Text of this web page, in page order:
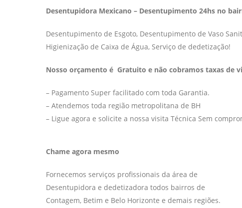
Desentupidora Mexicano – Desentupimento 24hs no
Desentupimento de Esgoto, Desentupimento de Vaso
Higienização de Caixa de Água, Serviço de dedetização!
Nosso orçamento é Gratuito e não cobramos taxas de
– Pagamento Super facilitado com toda Garantia.
– Atendemos toda região metropolitana de BH
– Ligue agora e solicite a nossa visita Técnica Sem
Chame agora mesmo
Fornecemos serviços profissionais da área de
Desentupidora e dedetizadora todos bairros de
Contagem, Betim e Belo Horizonte e demais regiões.